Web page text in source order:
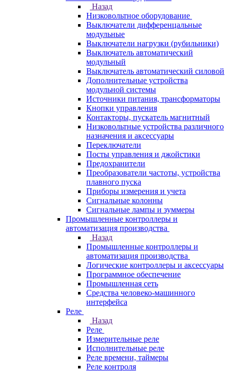
Назад
Низковольтное оборудование
Выключатели дифференцальные
модульные
Выключатели нагрузки (рубильники)
Выключатель автоматический
модульный
Выключатель автоматический силовой
Дополнительные устройства
модульной системы
Источники питания, трансформаторы
Кнопки управления
Контакторы, пускатель магнитный
Низковольтные устройства различного
назначения и аксессуары
Переключатели
Посты управления и джойстики
Предохранители
Преобразователи частоты, устройства
плавного пуска
Приборы измерения и учета
Сигнальные колонны
Сигнальные лампы и зуммеры
Промышленные контроллеры и
автоматизация производства
Назад
Промышленные контроллеры и
автоматизация производства
Логические контроллеры и аксессуары
Программное обеспечение
Промышленная сеть
Средства человеко-машинного
интерфейса
Реле
Назад
Реле
Измерительные реле
Исполнительные реле
Реле времени, таймеры
Реле контроля